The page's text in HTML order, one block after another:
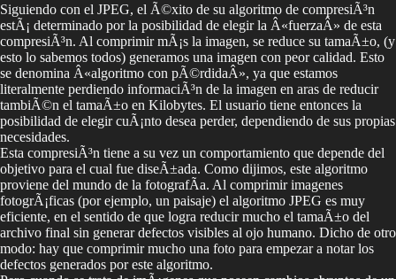
Siguiendo con el JPEG, el Ã©xito de su algoritmo de compresiÃ³n
estÃ¡ determinado por la posibilidad de elegir la Â«fuerzaÂ» de esta
compresiÃ³n. Al comprimir mÃ¡s la imagen, se reduce su tamaÃ±o, (y
esto lo sabemos todos) generamos una imagen con peor calidad. Esto
se denomina Â«algoritmo con pÃ©rdidaÂ», ya que estamos
literalmente perdiendo informaciÃ³n de la imagen en aras de reducir
tambiÃ©n el tamaÃ±o en Kilobytes. El usuario tiene entonces la
posibilidad de elegir cuÃ¡nto desea perder, dependiendo de sus propias
necesidades.
Esta compresiÃ³n tiene a su vez un comportamiento que depende del
objetivo para el cual fue diseÃ±ada. Como dijimos, este algoritmo
proviene del mundo de la fotografÃ­a. Al comprimir imagenes
fotogrÃ¡ficas (por ejemplo, un paisaje) el algoritmo JPEG es muy
eficiente, en el sentido de que logra reducir mucho el tamaÃ±o del
archivo final sin generar defectos visibles al ojo humano. Dicho de otro
modo: hay que comprimir mucho una foto para empezar a notar los
defectos generados por este algoritmo.